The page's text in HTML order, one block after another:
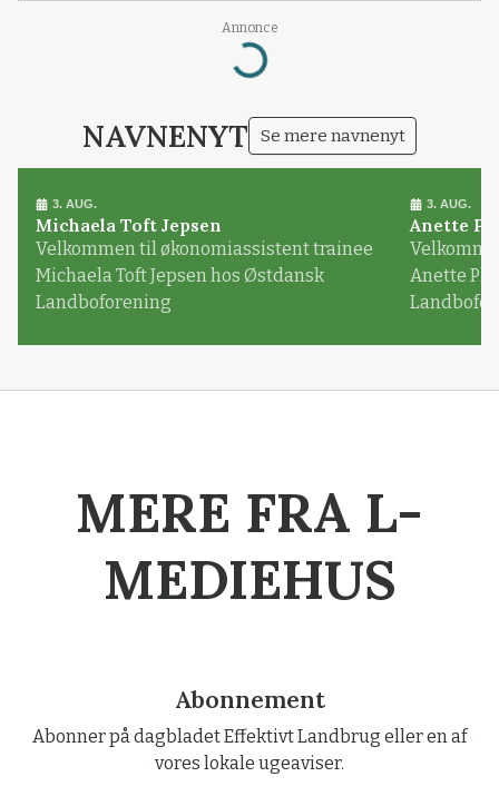
Annonce
Loading...
NAVNENYT Se mere navnenyt
3. AUG.
Michaela Toft Jepsen
Velkommen til økonomiassistent trainee
Michaela Toft Jepsen hos Østdansk
Landboforening
3. AUG.
Anette
Anette
MERE FRA L-
MEDIEHUS
Abonnement
Abonner på dagbladet Effektivt Landbrug eller en af
vores lokale ugeaviser.